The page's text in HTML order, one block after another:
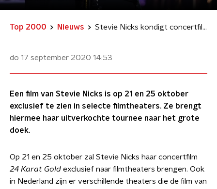
Top 2000 Nieuws Stevie Nicks kondigt concertfilm en livealbum aan
do 17 september 2020 14:53
Een film van Stevie Nicks is op 21 en 25 oktober
exclusief te zien in selecte filmtheaters. Ze brengt
hiermee haar uitverkochte tournee naar het grote
doek.
Op 21 en 25 oktober zal Stevie Nicks haar concertfilm
24 Karat Gold exclusief naar filmtheaters brengen. Ook
in Nederland zijn er verschillende theaters die de film van